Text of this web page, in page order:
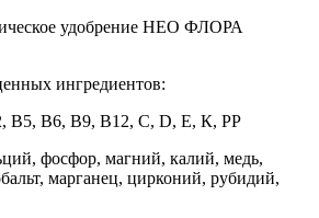
удобрение НЕО ФЛОРА
ингредиентов:
В5, В6, В9, В12, С, D, E, К, РР
фосфор, магний, калий, медь,
марганец, цирконий, рубидий,